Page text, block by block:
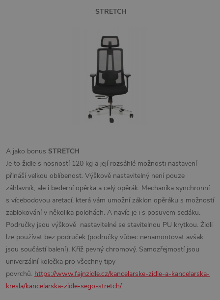
STRETCH
A jako bonus STRETCH
Je to židle s nosností 120 kg a její rozsáhlé možnosti nastavení
přináší velkou oblíbenost. Výškově nastavitelný není pouze
záhlavník, ale i bederní opěrka a celý opěrák. Mechanika synchronní
s vícebodovou aretací, která vám umožní záklon opěráku s možností
zablokování v několika polohách. A navíc je i s posuvem sedáku.
Područky jsou výškově nastavitelné se stavitelnou PU krytkou. Židli
lze používat bez područek (područky vůbec nenamontovat avšak
jsou součástí balení). Kříž pevný chromový. Samozřejmostí jsou
univerzální kolečka pro všechny tipy
povrchů. https://www.fajnzidle.cz/kancelarske-zidle-a-kancelarska-
kresla/kancelarska-zidle-sego-stretch/